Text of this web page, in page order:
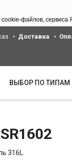
файлов, сервиса
Доставка
ВЫБОР ПО ТИПАМ
316L.